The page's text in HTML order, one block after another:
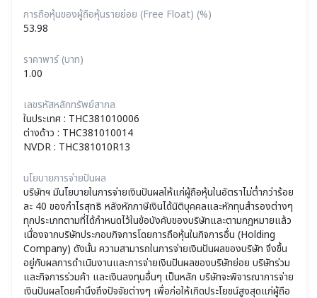
การถือหุ้นของผู้ถือหุ้นรายย่อย (Free Float) (%)
53.98
ราคาพาร์ (บาท)
1.00
เลขรหัสหลักทรัพย์สากล
ในประเทศ: THC381010006
ต่างด้าว : THC381010014
NVDR: THC381010R13
นโยบายการจ่ายปันผล
บริษัทฯ มีนโยบายในการจ่ายเงินปันผลให้แก่ผู้ถือหุ้นในอัตราไม่ต่ำกว่าร้อย
ละ 40 ของกำไรสุทธิ หลังหักภาษีเงินได้นิติบุคคลและหักทุนสำรองต่างๆ
ทุกประเภทตามที่ได้กำหนดไว้ในข้อบังคับของบริษัทและตามกฎหมายแล้ว
เนื่องจากบริษัทประกอบกิจการโดยการถือหุ้นในกิจการอื่น (Holding
Company) ดังนั้น ความสามารถในการจ่ายเงินปันผลของบริษัท จึงขึ้น
อยู่กับผลการดำเนินงานและการจ่ายเงินปันผลของบริษัทย่อย บริษัทร่วม
และกิจการร่วมค้า และเงินลงทุนอื่นๆ เป็นหลัก บริษัทจะพิจารณาการจ่าย
เงินปันผลโดยคำนึงถึงปัจจัยต่างๆ เพื่อก่อให้เกิดประโยชน์สูงสุดแก่ผู้ถือ